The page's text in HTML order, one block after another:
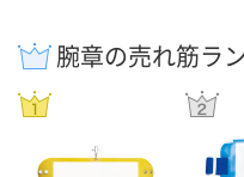
腕章の売れ筋ラ